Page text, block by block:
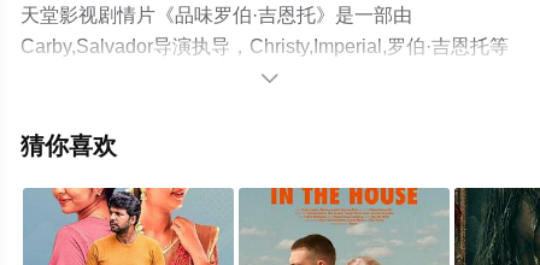
天堂影视剧情片《品味罗伯·吉恩托》是一部由
Carby,Salvador导演执导，Christy,Imperial,罗伯·吉恩托等
演员精彩演绎的菲律宾电影，手机免费观看高清无删减完
影、电视猫或剧情网等平台了解。

猜你喜欢